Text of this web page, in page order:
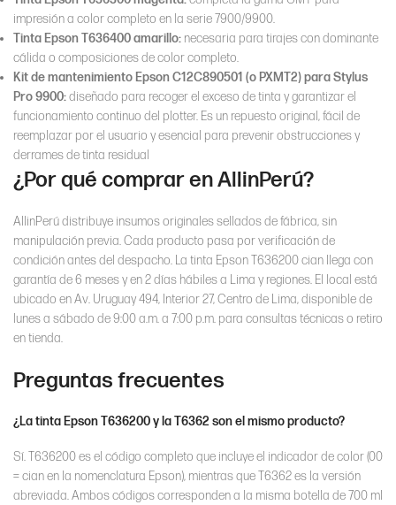
impresión a color completo en la serie 7900/9900.
Tinta Epson T636400 amarillo: necesaria para tirajes con dominante
cálida o composiciones de color completo.
Kit de mantenimiento EpsonC12C890501 (o PXMT2) para Stylus
Pro 9900:diseñado para recoger el exceso de tinta y garantizar el
funcionamiento continuo del plotter. Es un repuesto original, fácil de
reemplazar por el usuario y esencial para prevenir obstrucciones y
derrames de tinta residual
¿Por qué comprar en AllinPerú?
AllinPerú distribuye insumos originales sellados de fábrica, sin
manipulación previa. Cada producto pasa por verificación de
condición antes del despacho. La tinta Epson T636200 cian llega con
garantía de 6 meses y en 2 días hábiles a Lima y regiones. El local está
ubicado en Av. Uruguay 494, Interior 27, Centro de Lima, disponible de
lunes a sábado de 9:00 a.m. a 7:00 p.m. para consultas técnicas o retiro
en tienda.
Preguntas frecuentes
¿La tinta Epson T636200 y la T6362 son el mismo producto?
Sí. T636200 es el código completo que incluye el indicador de color (00
= cian en la nomenclatura Epson), mientras que T6362 es la versión
abreviada. Ambos códigos corresponden a la misma botella de 700 ml